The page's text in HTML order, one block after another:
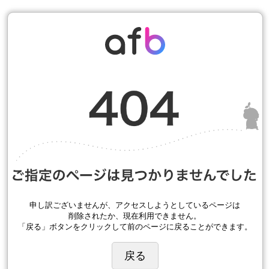
申し訳ございませんが、アクセスしようとしているページは
削除されたか、現在利用できません。
「戻る」ボタンをクリックして前のページに戻ることができます。
戻る